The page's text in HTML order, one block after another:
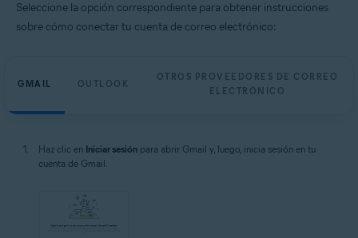
Seleccione la opción correspondiente para obtener instrucciones
sobre cómo conectar tu cuenta de correo electrónico:
GMAIL OUTLOOK
OTROS PROVEEDORES DE CORREO
ELECTRÓNICO
Haz clic en Iniciar sesión para abrir Gmail y, luego, inicia sesión en tu
cuenta de Gmail.